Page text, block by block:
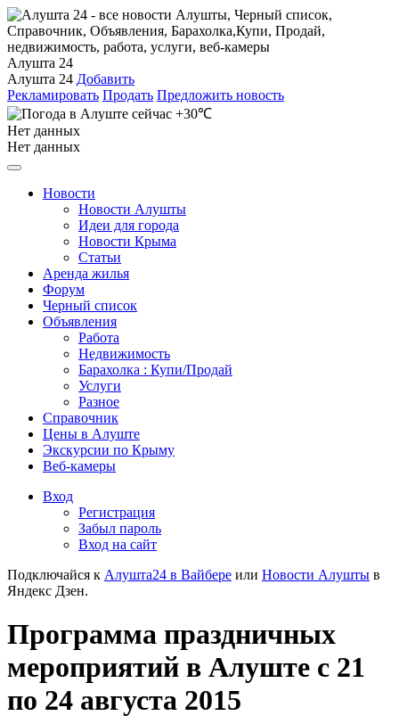
Алушта 24
Алушта 24 Добавить
Рекламировать Продать Предложить новость
+30℃
Нет данных
Нет данных
Новости
Новости Алушты
Идеи для города
Новости Крыма
Статьи
Аренда жилья
Форум
Черный список
Объявления
Работа
Недвижимость
Барахолка : Купи/Продай
Услуги
Разное
Справочник
Цены в Алуште
Экскурсии по Крыму
Веб-камеры
Вход
Регистрация
Забыл пароль
Вход на сайт
Подключайся к Алушта24 в Вайбере или Новости Алушты в
Яндекс Дзен.
Программа праздничных
мероприятий в Алуште с 21
по 24 августа 2015